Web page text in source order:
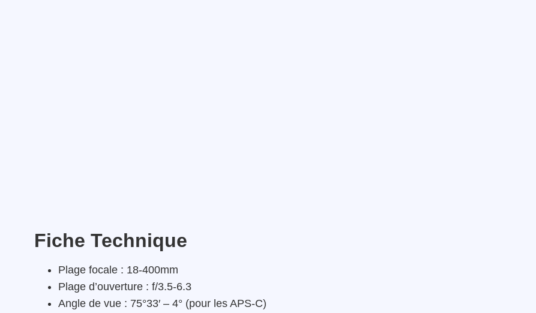
Fiche Technique
Plage focale : 18-400mm
Plage d’ouverture : f/3.5-6.3
Angle de vue : 75°33′ – 4° (pour les APS-C)